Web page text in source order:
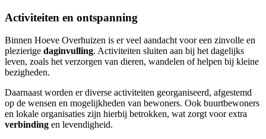
Activiteiten en ontspanning
Binnen Hoeve Overhuizen is er veel aandacht voor een zinvolle en
plezierige daginvulling. Activiteiten sluiten aan bij het dagelijks
leven, zoals het verzorgen van dieren, wandelen of helpen bij kleine
bezigheden.
Daarnaast worden er diverse activiteiten georganiseerd, afgestemd
op de wensen en mogelijkheden van bewoners. Ook buurtbewoners
en lokale organisaties zijn hierbij betrokken, wat zorgt voor extra
verbinding en levendigheid.